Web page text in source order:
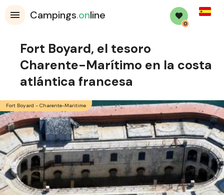
Campings.online
0
Fort Boyard, el tesoro
Charente-Marítimo en la costa
atlántica francesa
Fort Boyard - Charente-Maritime